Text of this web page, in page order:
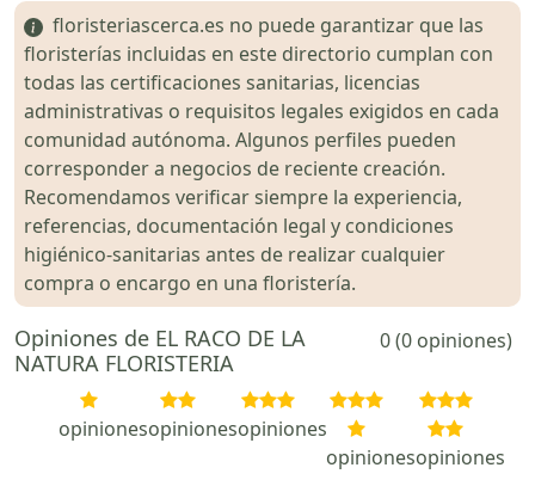
floristeriascerca.es no puede garantizar que las
floristerías incluidas en este directorio cumplan con
todas las certificaciones sanitarias, licencias
administrativas o requisitos legales exigidos en cada
comunidad autónoma. Algunos perfiles pueden
corresponder a negocios de reciente creación.
Recomendamos verificar siempre la experiencia,
referencias, documentación legal y condiciones
higiénico-sanitarias antes de realizar cualquier
compra o encargo en una floristería.
Opiniones de EL RACO DE LA
NATURA FLORISTERIA
0 (0 opiniones)
opinionesopinionesopiniones
opinionesopiniones